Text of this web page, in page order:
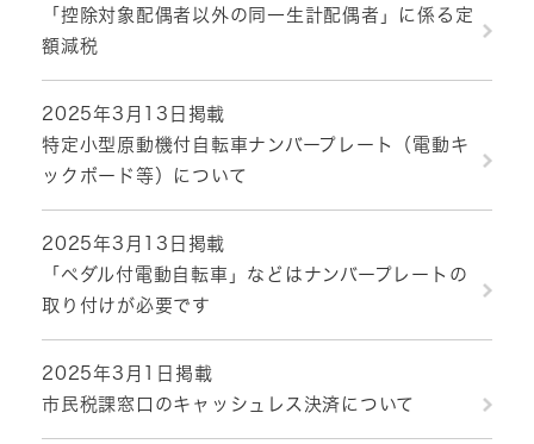
「控除対象配偶者以外の同一生計配偶者」に係る定
額減税
2025年3月13日掲載
特定小型原動機付自転車ナンバープレート（電動キ
ックボード等）について
2025年3月13日掲載
「ペダル付電動自転車」などはナンバープレートの
取り付けが必要です
2025年3月1日掲載
市民税課窓口のキャッシュレス決済について